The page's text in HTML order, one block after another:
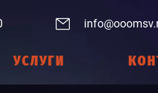
УСЛУГИ